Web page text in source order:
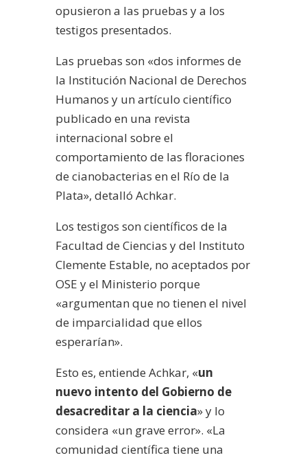
opusieron a las pruebas y a los
testigos presentados.
Las pruebas son «dos informes de
la Institución Nacional de Derechos
Humanos y un artículo científico
publicado en una revista
internacional sobre el
comportamiento de las floraciones
de cianobacterias en el Río de la
Plata», detalló Achkar.
Los testigos son científicos de la
Facultad de Ciencias y del Instituto
Clemente Estable, no aceptados por
OSE y el Ministerio porque
«argumentan que no tienen el nivel
de imparcialidad que ellos
esperarían».
Esto es, entiende Achkar, «un
nuevo intento del Gobierno de
desacreditar a la ciencia» y lo
considera «un grave error». «La
comunidad científica tiene una